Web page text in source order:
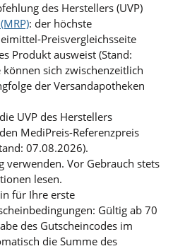
des Herstellers (UVP)
: der höchste
Preisvergleichsseite
Produkt ausweist (Stand:
sich zwischenzeitlich
der Versandapotheken
UVP des Herstellers
MediPreis-Referenzpreis
07.08.2026).
Vor Gebrauch stets
lesen.
für Ihre erste
Gültig ab 70
des Gutscheincodes im
die Summe des